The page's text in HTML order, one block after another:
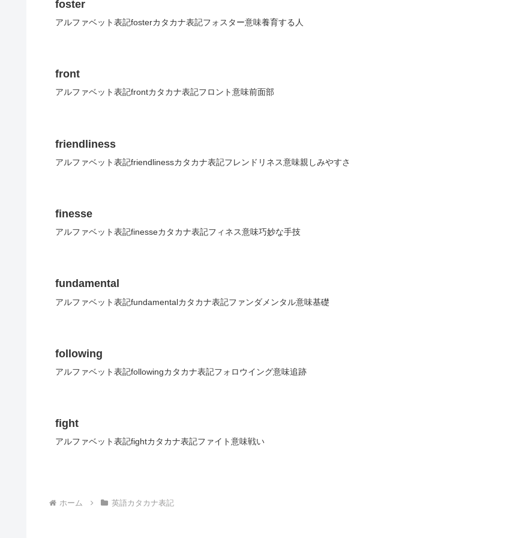
foster
アルファベット表記fosterカタカナ表記フォスター意味養育する人
front
アルファベット表記frontカタカナ表記フロント意味前面部
friendliness
アルファベット表記friendlinessカタカナ表記フレンドリネス意味親しみやすさ
finesse
アルファベット表記finesseカタカナ表記フィネス意味巧妙な手技
fundamental
アルファベット表記fundamentalカタカナ表記ファンダメンタル意味基礎
following
アルファベット表記followingカタカナ表記フォロウイング意味追跡
fight
アルファベット表記fightカタカナ表記ファイト意味戦い
ホーム 英語カタカナ表記